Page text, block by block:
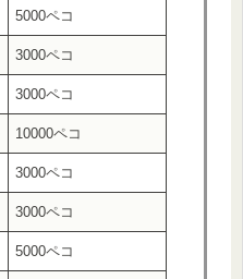
5000ペコ
3000ペコ
3000ペコ
10000ペコ
3000ペコ
3000ペコ
5000ペコ